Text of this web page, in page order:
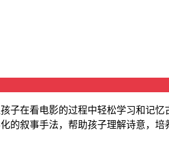
子在看电影的过程中轻松学习和记
的叙事手法，帮助孩子理解诗意，